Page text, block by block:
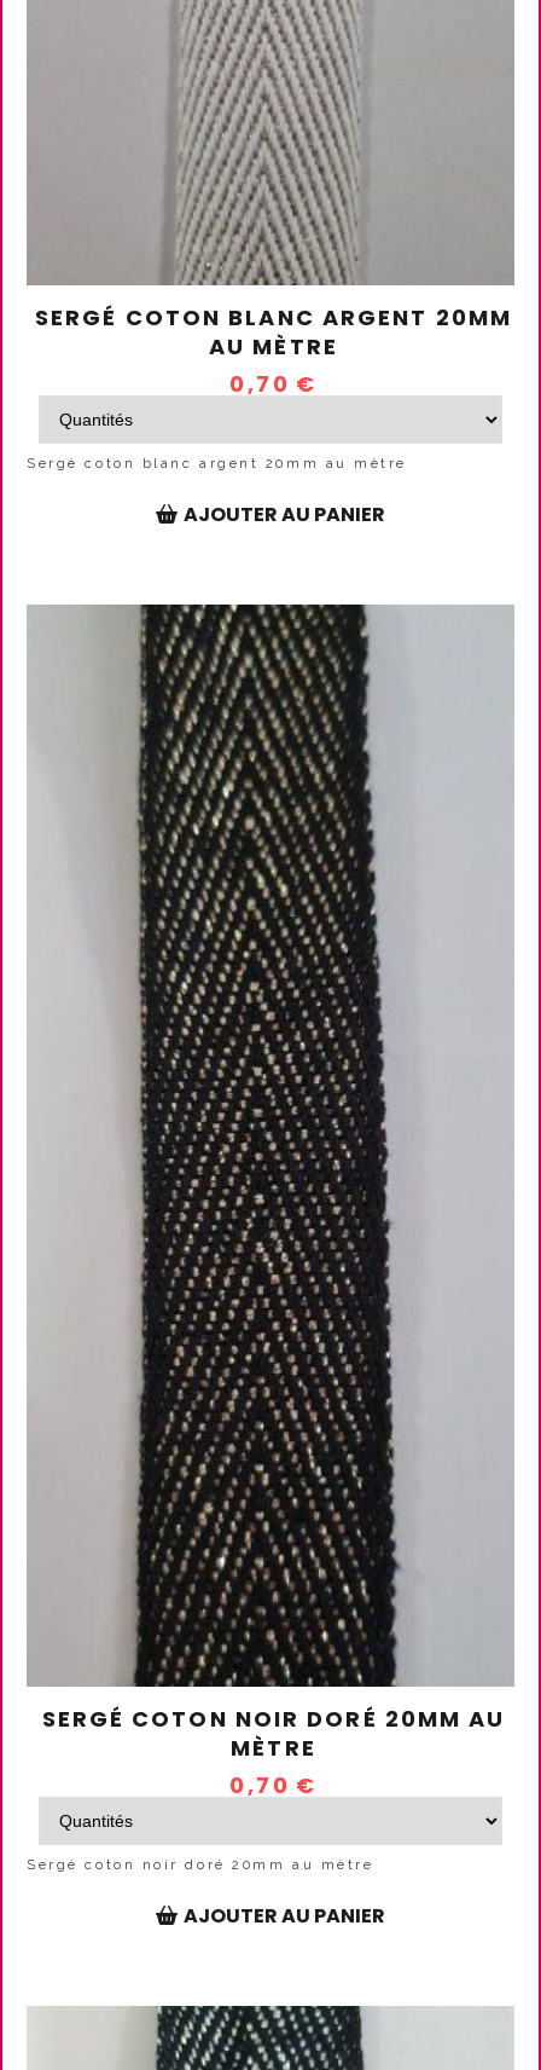
SERGÉ COTON BLANC ARGENT 20MM
AU MÈTRE
0,70 €
Sergé coton blanc argent 20mm au mètre
AJOUTER AU PANIER
SERGÉ COTON NOIR DORÉ 20MM AU
MÈTRE
0,70 €
Sergé coton noir doré 20mm au mètre
AJOUTER AU PANIER